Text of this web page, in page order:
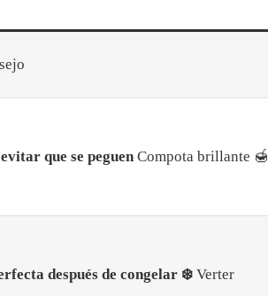
que se peguenCompota brillante 🍯
después de congelar ❄️Verter